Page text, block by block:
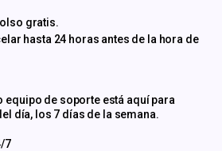
gratis.
hasta 24 horas antes de la hora de
equipo de soporte está aquí para
día, los 7 días de la semana.
7